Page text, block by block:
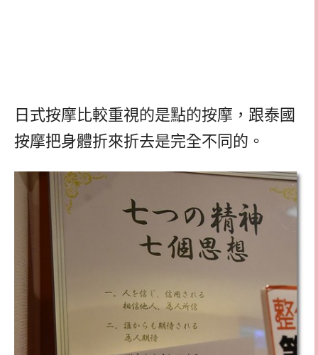
日式按摩比較重視的是點的按摩，跟泰國
按摩把身體折來折去是完全不同的。